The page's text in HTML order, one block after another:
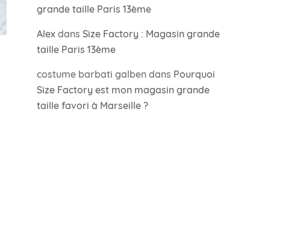
grande taille Paris 13ème
Alex dans Size Factory : Magasin grande
taille Paris 13ème
costume barbati galben dans Pourquoi
Size Factory est mon magasin grande
taille favori à Marseille ?